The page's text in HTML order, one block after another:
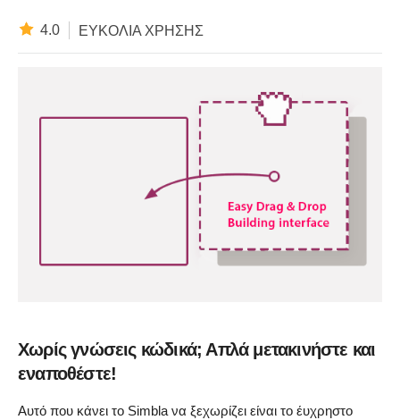
4.0 ΕΥΚΟΛΊΑ ΧΡΉΣΗΣ
Χωρίς γνώσεις κώδικά; Απλά μετακινήστε και
εναποθέστε!
Αυτό που κάνει το Simbla να ξεχωρίζει είναι το έυχρηστο